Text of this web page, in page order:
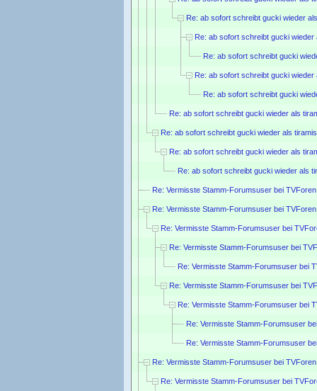
Re: ab sofort schreibt gucki wieder
Re: ab sofort schreibt gucki wieder
Re: ab sofort schreibt gucki
Re: ab sofort schreibt gucki wieder
Re: ab sofort schreibt gucki
Re: ab sofort schreibt gucki wieder als
Re: ab sofort schreibt gucki wieder als
Re: ab sofort schreibt gucki wieder als
Re: ab sofort schreibt gucki wieder als
Re: Vermisste Stamm-Forumsuser bei
Re: Vermisste Stamm-Forumsuser bei
Re: Vermisste Stamm-Forumsuser bei
Re: Vermisste Stamm-Forumsuser bei
Re: Vermisste Stamm-Forumsuser bei
Re: Vermisste Stamm-Forumsuser bei
Re: Vermisste Stamm-Forumsuser bei
Re: Vermisste Stamm-Forumsuser
Re: Vermisste Stamm-Forumsuser
Re: Vermisste Stamm-Forumsuser bei
Re: Vermisste Stamm-Forumsuser bei